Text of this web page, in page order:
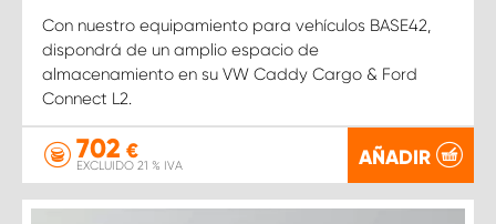
Con nuestro equipamiento para vehículos BASE42,
dispondrá de un amplio espacio de
almacenamiento en su VW Caddy Cargo & Ford
Connect L2.
702 €
EXCLUIDO 21 % IVA AÑADIR